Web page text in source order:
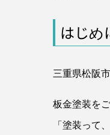
はじめ
三重県松阪
板金塗装を
「塗装って